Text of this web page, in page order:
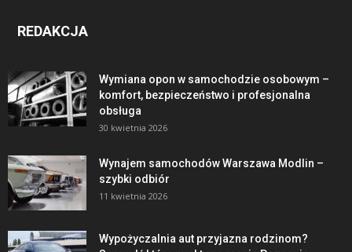
REDAKCJA
Wymiana opon w samochodzie osobowym –
komfort, bezpieczeństwo i profesjonalna
obsługa
30 kwietnia 2026
Wynajem samochodów Warszawa Modlin –
szybki odbiór
11 kwietnia 2026
Wypożyczalnia aut przyjazna rodzinom?